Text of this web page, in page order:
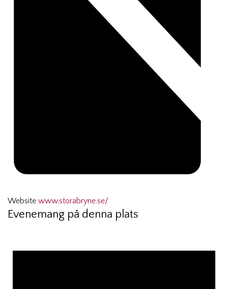
Website www.storabryne.se/
Evenemang på denna plats